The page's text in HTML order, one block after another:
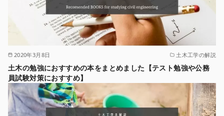
2020年3月8日 土木工学の解説
土木の勉強におすすめの本をまとめました【テスト勉強や公務
員試験対策におすすめ】